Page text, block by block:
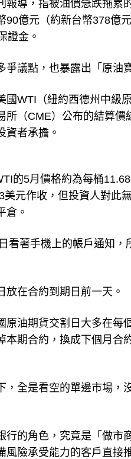
報導，指被油價急跌拖累
90億元（約新台幣378億
證金。
爭議點，也暴露出「原油
國WTI（紐約西德州中級
所（CME）公布的結算
資者承擔。
的5月價格約為每桶
美元作收，但投資人對此
倉。
看著手機上的帳戶通知
放在合約到期日前一天。
原油期貨交割日大多在每
本期合約，換成下個月
，全是看空的單邊市場，
行的角色，究竟是「做市
風險承受能力的客戶直接